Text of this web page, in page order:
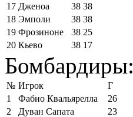
17 Дженоа 38 38
18 Эмполи 38 38
19 Фрозиноне 38 25
20 Кьево 38 17
Бомбардиры:
№ Игрок
Г
1
Фабио Квальярелла
26
2
Дуван Сапата
23